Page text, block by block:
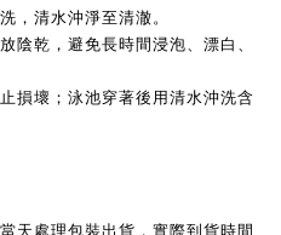
，清水沖淨至清澈。
陰乾，避免長時間浸泡、漂白、
損壞；泳池穿著後用清水沖洗含
天處理包裝出貨，實際到貨時間